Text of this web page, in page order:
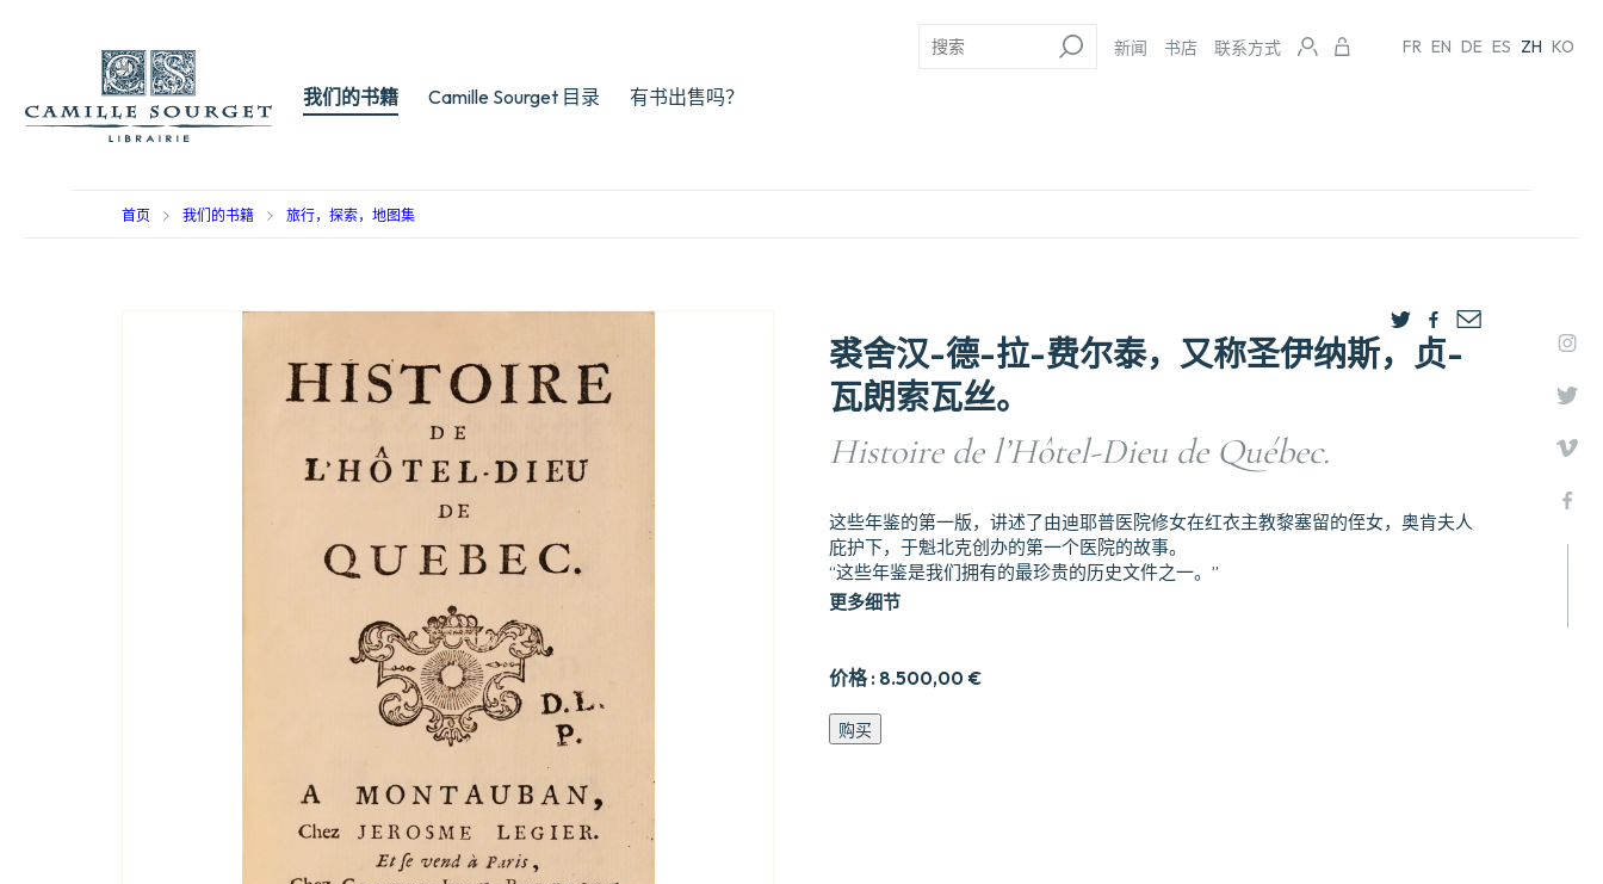
我们的书籍 Camille Sourget 目录 有书出售吗？
新闻 书店 联系方式 FR EN DE ES ZH KO
首页 我们的书籍 旅行，探索，地图集
裘舍汉-德-拉-费尔泰，又称圣伊纳斯，贞-
瓦朗索瓦丝。
Histoire de l’Hôtel-Dieu de Québec.
价格 : 8.500,00 €
这些年鉴的第一版，讲述了由迪耶普医院修女在红衣主教黎塞留的侄女，奥肯夫人
庇护下，于魁北克创办的第一个医院的故事。
“这些年鉴是我们拥有的最珍贵的历史文件之一。”
更多细节
Histoire
de
购买